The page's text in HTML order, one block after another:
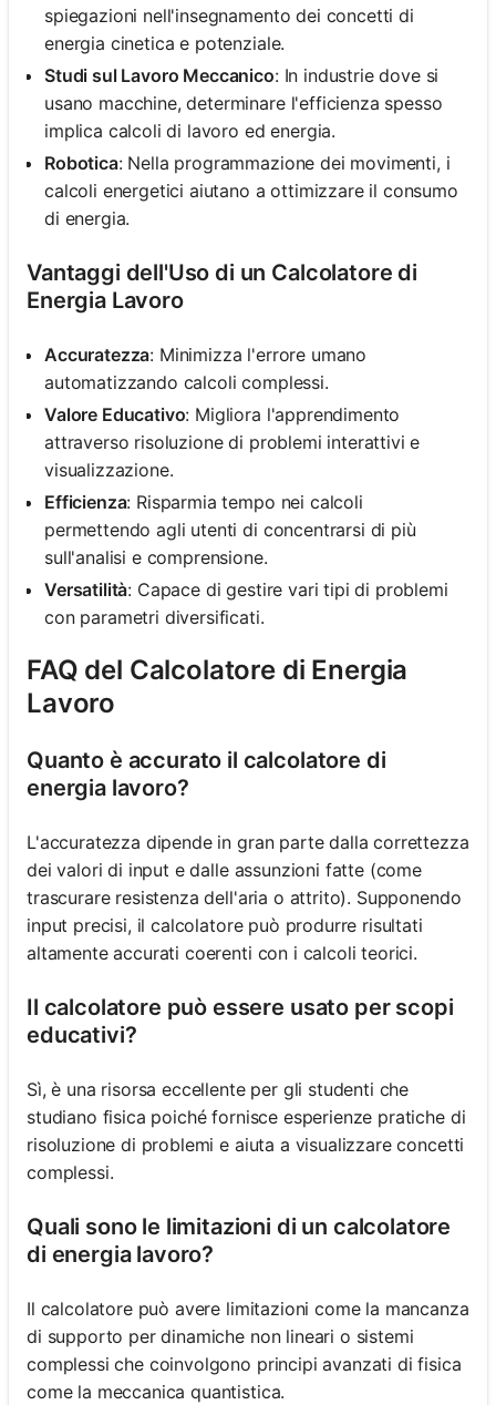
spiegazioni nell'insegnamento dei concetti di
energia cinetica e potenziale.
Studi sul Lavoro Meccanico: In industrie dove si
usano macchine, determinare l'efficienza spesso
implica calcoli di lavoro ed energia.
Robotica: Nella programmazione dei movimenti, i
calcoli energetici aiutano a ottimizzare il consumo
di energia.
Vantaggi dell'Uso di un Calcolatore di
Energia Lavoro
Accuratezza: Minimizza l'errore umano
automatizzando calcoli complessi.
Valore Educativo: Migliora l'apprendimento
attraverso risoluzione di problemi interattivi e
visualizzazione.
Efficienza: Risparmia tempo nei calcoli
permettendo agli utenti di concentrarsi di più
sull'analisi e comprensione.
Versatilità: Capace di gestire vari tipi di problemi
con parametri diversificati.
FAQ del Calcolatore di Energia
Lavoro
Quanto è accurato il calcolatore di
energia lavoro?
L'accuratezza dipende in gran parte dalla correttezza
dei valori di input e dalle assunzioni fatte (come
trascurare resistenza dell'aria o attrito). Supponendo
input precisi, il calcolatore può produrre risultati
altamente accurati coerenti con i calcoli teorici.
Il calcolatore può essere usato per scopi
educativi?
Sì, è una risorsa eccellente per gli studenti che
studiano fisica poiché fornisce esperienze pratiche di
risoluzione di problemi e aiuta a visualizzare concetti
complessi.
Quali sono le limitazioni di un calcolatore
di energia lavoro?
Il calcolatore può avere limitazioni come la mancanza
di supporto per dinamiche non lineari o sistemi
complessi che coinvolgono principi avanzati di fisica
come la meccanica quantistica.